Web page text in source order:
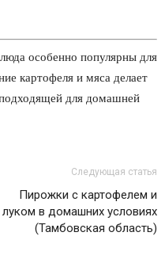
особенно популярны для
картофеля и мяса делает
для домашней
Следующая статья
Пирожки с картофелем и
луком в домашних условиях
(Тамбовская область)